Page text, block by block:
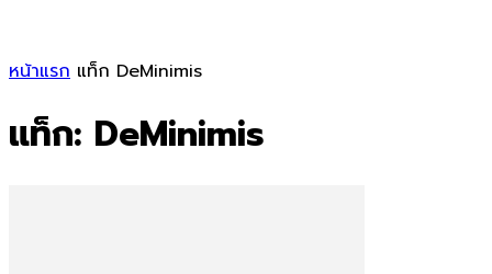
หน้าแรก แท็ก DeMinimis
แท็ก: DeMinimis